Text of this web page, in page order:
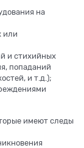
на
или
и стихийных
попаданий
и т.д.);
имеют следы